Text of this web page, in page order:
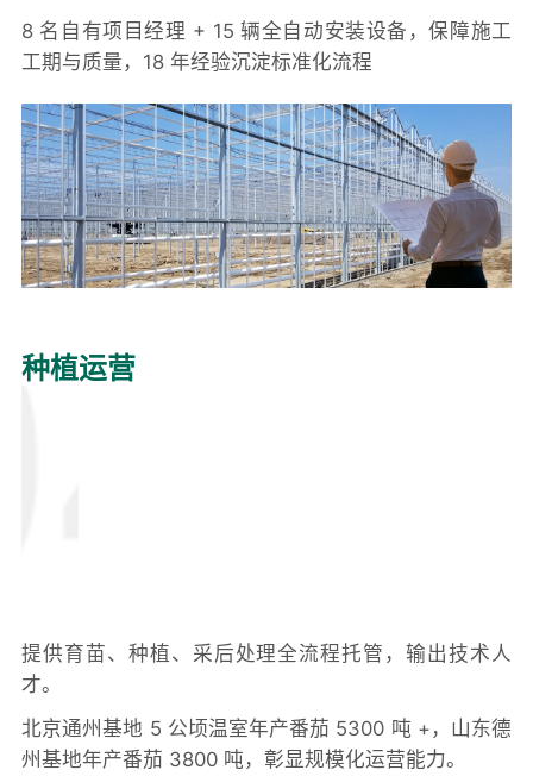
8 名自有项目经理 + 15 辆全自动安装设备，保障施工
工期与质量，18 年经验沉淀标准化流程
种植运营
提供育苗、种植、采后处理全流程托管，输出技术人
才。
北京通州基地 5 公顷温室年产番茄 5300 吨 +，山东德
州基地年产番茄 3800 吨，彰显规模化运营能力。